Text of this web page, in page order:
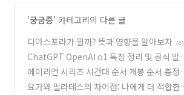
'궁금증' 카테고리의 다른 글
디아스포라가 뭘까? 뜻과 영향을 알아보자 (4)
ChatGPT OpenAI o1 특징 정리 및 공식 발
분석
(0)
에이리언 시리즈 시간대 순서 개봉 순서 총정
(1)
요가와 필라테스의 차이점: 나에게 더 적합한